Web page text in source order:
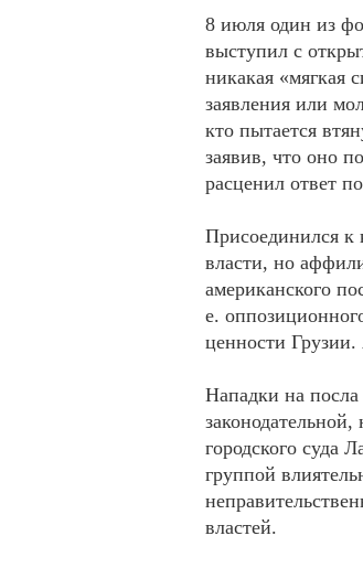
8 июля один из
выступил с
никакая «мягкая
заявления или
кто пытается
заявив, что оно
расценил ответ
Присоединился
власти, но
американского
е.
ценности
Нападки на
городского суда
группой
властей.